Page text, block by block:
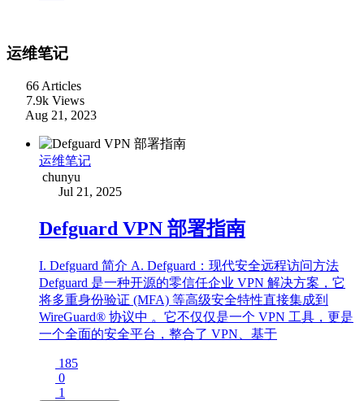
运维笔记
66 Articles
7.9k Views
Aug 21, 2023
运维笔记
chunyu
Jul 21, 2025
Defguard VPN 部署指南
I. Defguard 简介 A. Defguard：现代安全远程访问方法
Defguard 是一种开源的零信任企业 VPN 解决方案，它
将多重身份验证 (MFA) 等高级安全特性直接集成到
WireGuard® 协议中 。它不仅仅是一个 VPN 工具，更是
一个全面的安全平台，整合了 VPN、基于
185
0
1